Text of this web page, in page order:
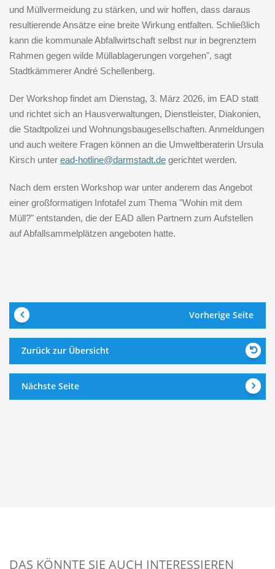
und Müllvermeidung zu stärken, und wir hoffen, dass daraus
resultierende Ansätze eine breite Wirkung entfalten. Schließlich
kann die kommunale Abfallwirtschaft selbst nur in begrenztem
Rahmen gegen wilde Müllablagerungen vorgehen", sagt
Stadtkämmerer André Schellenberg.
Der Workshop findet am Dienstag, 3. März 2026, im EAD statt
und richtet sich an Hausverwaltungen, Dienstleister, Diakonien,
die Stadtpolizei und Wohnungsbaugesellschaften. Anmeldungen
und auch weitere Fragen können an die Umweltberaterin Ursula
Kirsch unter ead-hotline@darmstadt.de gerichtet werden.
Nach dem ersten Workshop war unter anderem das Angebot
einer großformatigen Infotafel zum Thema "Wohin mit dem
Müll?" entstanden, die der EAD allen Partnern zum Aufstellen
auf Abfallsammelplätzen angeboten hatte.
Vorherige Seite
Zurück zur Übersicht
Nächste Seite
DAS KÖNNTE SIE AUCH INTERESSIEREN